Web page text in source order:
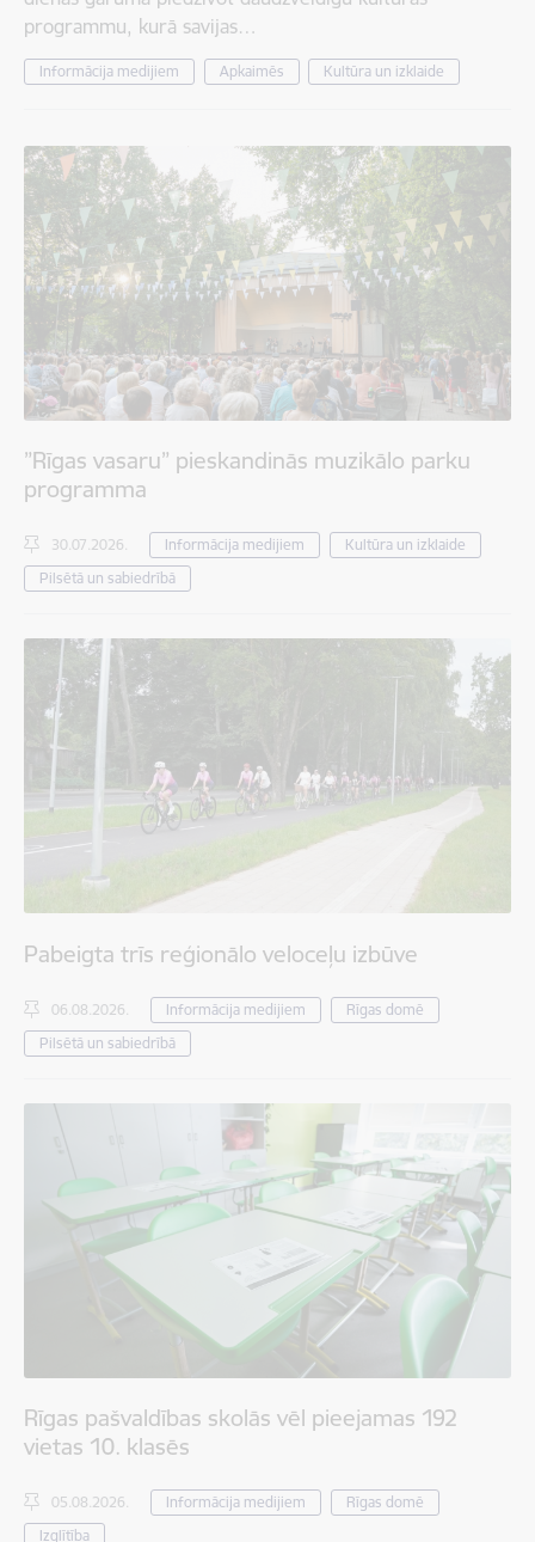
programmu, kurā savijas…
Informācija medijiem Apkaimēs Kultūra un izklaide
”Rīgas vasaru” pieskandinās muzikālo parku
programma
30.07.2026. Informācija medijiem
Kultūra un izklaide
Pilsētā un sabiedrībā
Pabeigta trīs reģionālo veloceļu izbūve
06.08.2026. Informācija medijiem
Rīgas domē
Pilsētā un sabiedrībā
Rīgas pašvaldības skolās vēl pieejamas 192
vietas 10. klasēs
05.08.2026. Informācija medijiem
Rīgas domē
Izglītība